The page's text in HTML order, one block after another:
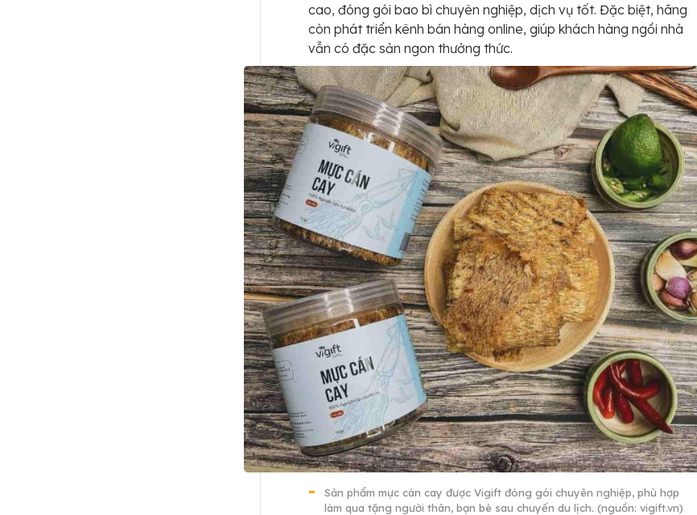
cao, đóng gói bao bì chuyên nghiệp, dịch vụ tốt. Đặc biệt, hãng
còn phát triển kênh bán hàng online, giúp khách hàng ngồi nhà
vẫn có đặc sản ngon thưởng thức.
Sản phẩm mực cán cay được Vigift đóng gói chuyên nghiệp, phù hợp
làm qua tặng người thân, bạn bè sau chuyến du lịch. (nguồn: vigift.vn)